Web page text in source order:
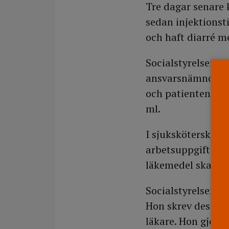
Tre dagar
sedan
och haft diarré
Socialstyrelsen
ansvarsnämnd
och patientens
ml.
I
arbetsuppgifter.
läkemedel skall
Socialstyrelsen
Hon skrev
läkare. Hon